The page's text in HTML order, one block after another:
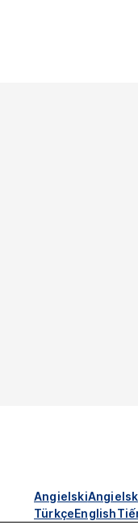
Angielski
TürkçeEnglish